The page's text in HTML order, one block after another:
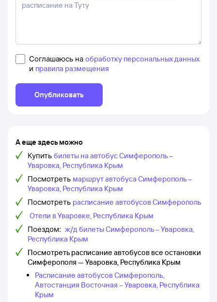
Соглашаюсь на обработку персональных данных
и правила размещения
Опубликовать
А еще здесь можно
Купить билеты на автобус Симферополь –
Уваровка, Республика Крым
Посмотреть маршрут автобуса Симферополь –
Уваровка, Республика Крым
Посмотреть расписание автобусов Симферополь
Отели в Уваровке, Республика Крым
Поездом: ж/д билеты Симферополь – Уваровка,
Республика Крым
Посмотреть расписание автобусов все остановки
Симферополя — Уваровка, Республика Крым
Расписание автобусов Симферополь,
Автостанция Восточная – Уваровка, Республика
Крым